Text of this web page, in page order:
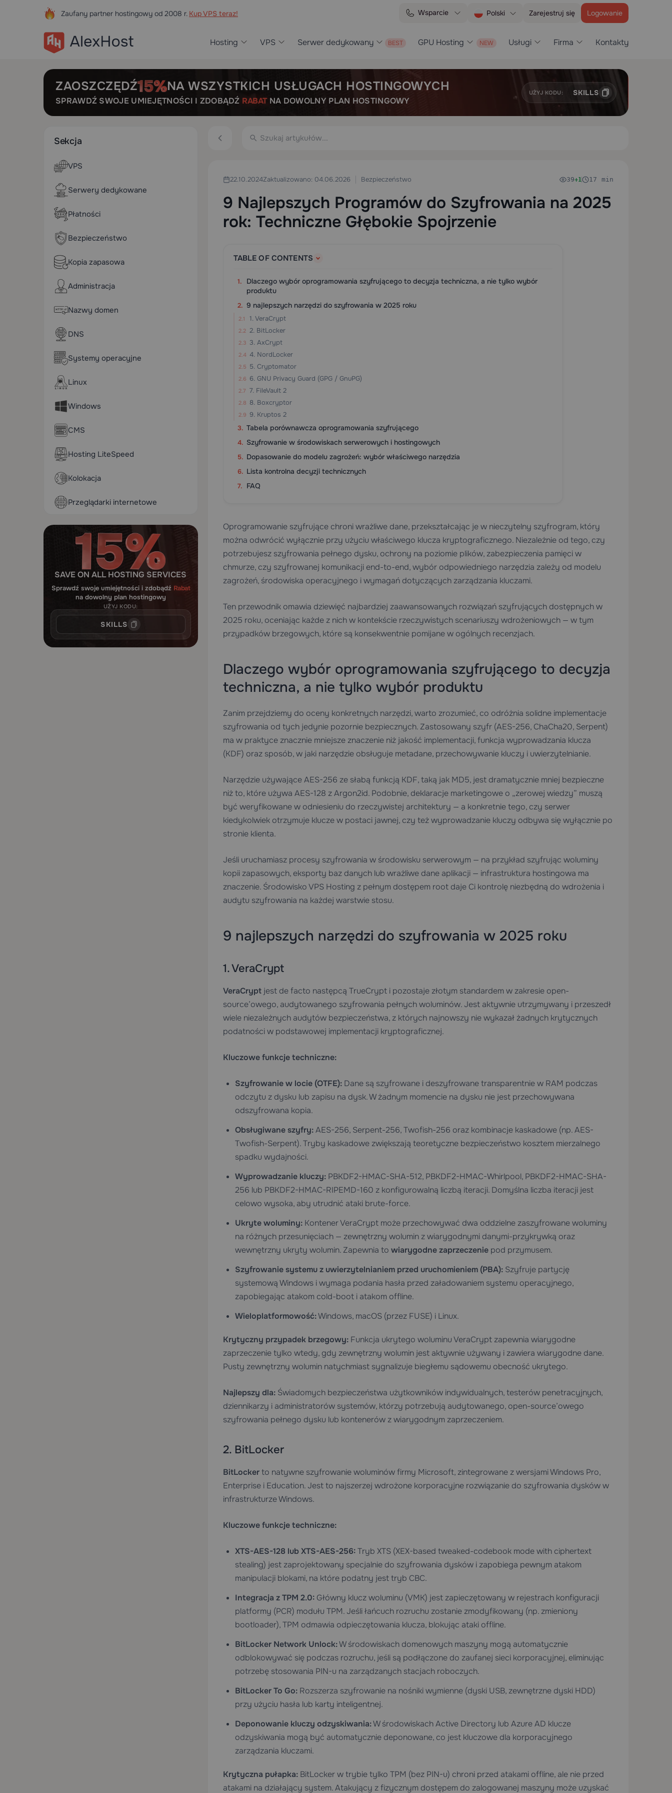
Zaufany partner hostingowy od 2008 r. Kup VPS teraz! Wsparcie Polski Zarejestruj się Logowanie
Hosting VPS Serwer dedykowany GPU Hosting Usługi Firma Kontakty
ZAOSZCZĘDŹ NA WSZYSTKICH USŁUGACH HOSTINGOWYCH
SPRAWDŹ SWOJE UMIEJĘTNOŚCI I ZDOBĄDŹ RABATNA DOWOLNY PLAN HOSTINGOWY
UŻYJ KODU: SKILLS
Sekcja
VPS
Serwery dedykowane
Płatności
Bezpieczeństwo
Kopia zapasowa
Administracja
Nazwy domen
DNS
Systemy operacyjne
Linux
Windows
CMS
Hosting LiteSpeed
Kolokacja
Przeglądarki internetowe
SAVE ON ALL HOSTING SERVICES
Sprawdź swoje umiejętności i zdobądź Rabat
na dowolny plan hostingowy
UŻYJ KODU:
SKILLS
22.10.2024Zaktualizowano: 04.06.2026 Bezpieczeństwo 39+1 17 min
9 Najlepszych Programów do Szyfrowania na 2025
rok: Techniczne Głębokie Spojrzenie
TABLE OF CONTENTS
Dlaczego wybór oprogramowania szyfrującego to decyzja techniczna, a nie tylko wybór
produktu
9 najlepszych narzędzi do szyfrowania w 2025 roku
1. VeraCrypt
2. BitLocker
3. AxCrypt
4. NordLocker
5. Cryptomator
6. GNU Privacy Guard (GPG / GnuPG)
7. FileVault 2
8. Boxcryptor
9. Kruptos 2
Tabela porównawcza oprogramowania szyfrującego
Szyfrowanie w środowiskach serwerowych i hostingowych
Dopasowanie do modelu zagrożeń: wybór właściwego narzędzia
Lista kontrolna decyzji technicznych
FAQ
Oprogramowanie szyfrujące chroni wrażliwe dane, przekształcając je w nieczytelny szyfrogram, który
można odwrócić wyłącznie przy użyciu właściwego klucza kryptograficznego. Niezależnie od tego, czy
potrzebujesz szyfrowania pełnego dysku, ochrony na poziomie plików, zabezpieczenia pamięci w
chmurze, czy szyfrowanej komunikacji end-to-end, wybór odpowiedniego narzędzia zależy od modelu
zagrożeń, środowiska operacyjnego i wymagań dotyczących zarządzania kluczami.
Ten przewodnik omawia dziewięć najbardziej zaawansowanych rozwiązań szyfrujących dostępnych w
2025 roku, oceniając każde z nich w kontekście rzeczywistych scenariuszy wdrożeniowych — w tym
przypadków brzegowych, które są konsekwentnie pomijane w ogólnych recenzjach.
Dlaczego wybór oprogramowania szyfrującego to decyzja
techniczna, a nie tylko wybór produktu
Zanim przejdziemy do oceny konkretnych narzędzi, warto zrozumieć, co odróżnia solidne implementacje
szyfrowania od tych jedynie pozornie bezpiecznych. Zastosowany szyfr (AES-256, ChaCha20, Serpent)
ma w praktyce znacznie mniejsze znaczenie niż jakość implementacji, funkcja wyprowadzania klucza
(KDF) oraz sposób, w jaki narzędzie obsługuje metadane, przechowywanie kluczy i uwierzytelnianie.
Narzędzie używające AES-256 ze słabą funkcją KDF, taką jak MD5, jest dramatycznie mniej bezpieczne
niż to, które używa AES-128 z Argon2id. Podobnie, deklaracje marketingowe o „zerowej wiedzy” muszą
być weryfikowane w odniesieniu do rzeczywistej architektury — a konkretnie tego, czy serwer
kiedykolwiek otrzymuje klucze w postaci jawnej, czy też wyprowadzanie kluczy odbywa się wyłącznie po
stronie klienta.
Jeśli uruchamiasz procesy szyfrowania w środowisku serwerowym — na przykład szyfrując woluminy
kopii zapasowych, eksporty baz danych lub wrażliwe dane aplikacji — infrastruktura hostingowa ma
znaczenie. ŚrodowiskoVPS Hosting z pełnym dostępem root daje Ci kontrolę niezbędną do wdrożenia i
audytu szyfrowania na każdej warstwie stosu.
9 najlepszych narzędzi do szyfrowania w 2025 roku
1. VeraCrypt
VeraCryptjest de facto następcą TrueCrypt i pozostaje złotym standardem w zakresie open-
source’owego, audytowanego szyfrowania pełnych woluminów. Jest aktywnie utrzymywany i przeszedł
wiele niezależnych audytów bezpieczeństwa, z których najnowszy nie wykazał żadnych krytycznych
podatności w podstawowej implementacji kryptograficznej.
Kluczowe funkcje techniczne:
Szyfrowanie w locie (OTFE):Dane są szyfrowane i deszyfrowane transparentnie w RAM podczas
odczytu z dysku lub zapisu na dysk. W żadnym momencie na dysku nie jest przechowywana
odszyfrowana kopia.
Obsługiwane szyfry:AES-256, Serpent-256, Twofish-256 oraz kombinacje kaskadowe (np. AES-
Twofish-Serpent). Tryby kaskadowe zwiększają teoretyczne bezpieczeństwo kosztem mierzalnego
spadku wydajności.
Wyprowadzanie kluczy:PBKDF2-HMAC-SHA-512, PBKDF2-HMAC-Whirlpool, PBKDF2-HMAC-SHA-
256 lub PBKDF2-HMAC-RIPEMD-160 z konfigurowalną liczbą iteracji. Domyślna liczba iteracji jest
celowo wysoka, aby utrudnić ataki brute-force.
Ukryte woluminy:Kontener VeraCrypt może przechowywać dwa oddzielne zaszyfrowane woluminy
na różnych przesunięciach — zewnętrzny wolumin z wiarygodnymi danymi-przykrywką oraz
wewnętrzny ukryty wolumin. Zapewnia to wiarygodne zaprzeczeniepod przymusem.
Szyfrowanie systemu z uwierzytelnianiem przed uruchomieniem (PBA):Szyfruje partycję
systemową Windows i wymaga podania hasła przed załadowaniem systemu operacyjnego,
zapobiegając atakom cold-boot i atakom offline.
Wieloplatformowość:Windows, macOS (przez FUSE) i Linux.
Krytyczny przypadek brzegowy:Funkcja ukrytego woluminu VeraCrypt zapewnia wiarygodne
zaprzeczenie tylko wtedy, gdy zewnętrzny wolumin jest aktywnie używany i zawiera wiarygodne dane.
Pusty zewnętrzny wolumin natychmiast sygnalizuje biegłemu sądowemu obecność ukrytego.
Najlepszy dla:Świadomych bezpieczeństwa użytkowników indywidualnych, testerów penetracyjnych,
dziennikarzy i administratorów systemów, którzy potrzebują audytowanego, open-source’owego
szyfrowania pełnego dysku lub kontenerów z wiarygodnym zaprzeczeniem.
2. BitLocker
BitLockerto natywne szyfrowanie woluminów firmy Microsoft, zintegrowane z wersjami Windows Pro,
Enterprise i Education. Jest to najszerzej wdrożone korporacyjne rozwiązanie do szyfrowania dysków w
infrastrukturze Windows.
Kluczowe funkcje techniczne:
XTS-AES-128 lub XTS-AES-256:Tryb XTS (XEX-based tweaked-codebook mode with ciphertext
stealing) jest zaprojektowany specjalnie do szyfrowania dysków i zapobiega pewnym atakom
manipulacji blokami, na które podatny jest tryb CBC.
Integracja z TPM 2.0:Główny klucz woluminu (VMK) jest zapieczętowany w rejestrach konfiguracji
platformy (PCR) modułu TPM. Jeśli łańcuch rozruchu zostanie zmodyfikowany (np. zmieniony
bootloader), TPM odmawia odpieczętowania klucza, blokując ataki offline.
BitLocker Network Unlock:W środowiskach domenowych maszyny mogą automatycznie
odblokowywać się podczas rozruchu, jeśli są podłączone do zaufanej sieci korporacyjnej, eliminując
potrzebę stosowania PIN-u na zarządzanych stacjach roboczych.
BitLocker To Go:Rozszerza szyfrowanie na nośniki wymienne (dyski USB, zewnętrzne dyski HDD)
przy użyciu hasła lub karty inteligentnej.
Deponowanie kluczy odzyskiwania:W środowiskach Active Directory lub Azure AD klucze
odzyskiwania mogą być automatycznie deponowane, co jest kluczowe dla korporacyjnego
zarządzania kluczami.
Krytyczna pułapka:BitLocker w trybie tylko TPM (bez PIN-u) chroni przed atakami offline, ale nie przed
atakami na działający system. Atakujący z fizycznym dostępem do zalogowanej maszyny może uzyskać